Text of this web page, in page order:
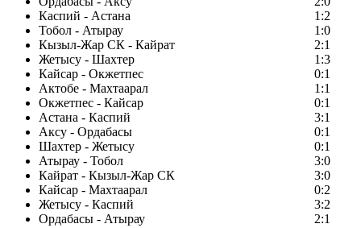
Каспий - Астана
1:2
Тобол - Атырау
1:0
Кызыл-Жар СК - Кайрат
2:1
Жетысу - Шахтер
1:3
Кайсар - Окжетпес
0:1
Актобе - Махтаарал
1:1
Окжетпес - Кайсар
0:1
Астана - Каспий
3:1
Аксу - Ордабасы
0:1
Шахтер - Жетысу
0:1
Атырау - Тобол
3:0
Кайрат - Кызыл-Жар СК
3:0
Кайсар - Махтаарал
0:2
Жетысу - Каспий
3:2
Ордабасы - Атырау
2:1